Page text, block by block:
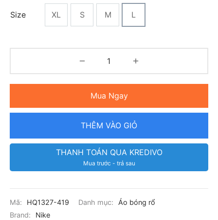
Size XL S M L
Mua Ngay
THÊM VÀO GIỎ
THANH TOÁN QUA KREDIVO
Mua trước - trả sau
Mã: HQ1327-419 Danh mục:
Áo bóng rổ
Brand:
Nike